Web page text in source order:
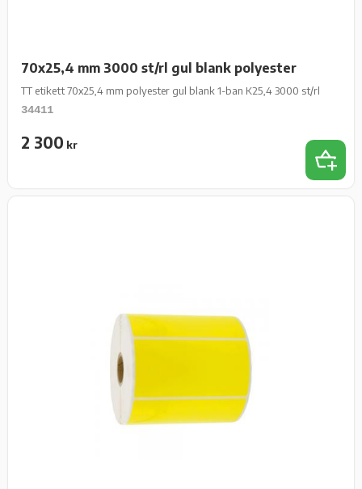
70x25,4 mm 3000 st/rl gul blank polyester
TT etikett 70x25,4 mm polyester gul blank 1-ban K25,4 3000 st/rl
34411
2 300 kr
Add